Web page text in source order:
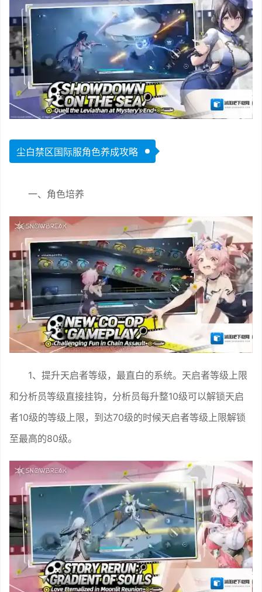
尘白禁区国际服角色养成攻略
一、角色培养
1、提升天启者等级，最直白的系统。天启者等级上限
和分析员等级直接挂钩，分析员每升整10级可以解锁天启
者10级的等级上限，到达70级的时候天启者等级上限解锁
至最高的80级。